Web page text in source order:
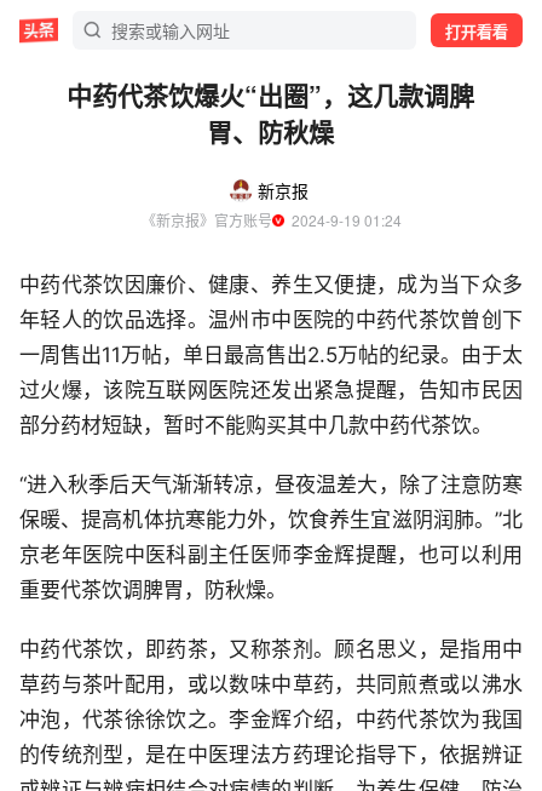
打开看看
中药代茶饮爆火“出圈”，这几款调脾
胃、防秋燥
新京报
《新京报》官方账号
  2024-9-19 01:24
中药代茶饮因廉价、健康、养生又便捷，成为当下众多
年轻人的饮品选择。温州市中医院的中药代茶饮曾创下
一周售出11万帖，单日最高售出2.5万帖的纪录。由于太
过火爆，该院互联网医院还发出紧急提醒，告知市民因
部分药材短缺，暂时不能购买其中几款中药代茶饮。
“进入秋季后天气渐渐转凉，昼夜温差大，除了注意防寒
保暖、提高机体抗寒能力外，饮食养生宜滋阴润肺。”北
京老年医院中医科副主任医师李金辉提醒，也可以利用
重要代茶饮调脾胃，防秋燥。
中药代茶饮，即药茶，又称茶剂。顾名思义，是指用中
草药与茶叶配用，或以数味中草药，共同煎煮或以沸水
冲泡，代茶徐徐饮之。李金辉介绍，中药代茶饮为我国
的传统剂型，是在中医理法方药理论指导下，依据辨证